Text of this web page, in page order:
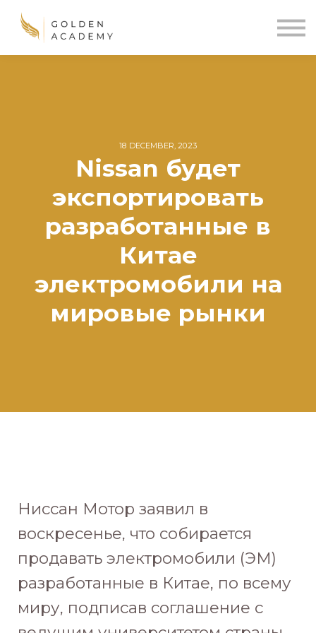
18 DECEMBER, 2023
Nissan будет
экспортировать
разработанные в
Китае
электромобили на
мировые рынки
Ниссан Мотор заявил в
воскресенье, что собирается
продавать электромобили (ЭМ)
разработанные в Китае, по всему
миру, подписав соглашение с